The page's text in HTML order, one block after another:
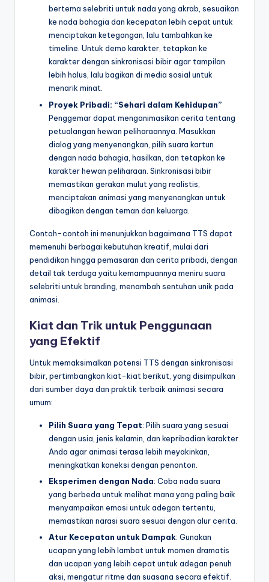
bertema selebriti untuk nada yang akrab, sesuaikan
ke nada bahagia dan kecepatan lebih cepat untuk
menciptakan ketegangan, lalu tambahkan ke
timeline. Untuk demo karakter, tetapkan ke
karakter dengan sinkronisasi bibir agar tampilan
lebih halus, lalu bagikan di media sosial untuk
menarik minat.
Proyek Pribadi: “Sehari dalam Kehidupan”
Penggemar dapat menganimasikan cerita tentang
petualangan hewan peliharaannya. Masukkan
dialog yang menyenangkan, pilih suara kartun
dengan nada bahagia, hasilkan, dan tetapkan ke
karakter hewan peliharaan. Sinkronisasi bibir
memastikan gerakan mulut yang realistis,
menciptakan animasi yang menyenangkan untuk
dibagikan dengan teman dan keluarga.
Contoh-contoh ini menunjukkan bagaimana TTS dapat
memenuhi berbagai kebutuhan kreatif, mulai dari
pendidikan hingga pemasaran dan cerita pribadi, dengan
detail tak terduga yaitu kemampuannya meniru suara
selebriti untuk branding, menambah sentuhan unik pada
animasi.
Kiat dan Trik untuk Penggunaan
yang Efektif
Untuk memaksimalkan potensi TTS dengan sinkronisasi
bibir, pertimbangkan kiat-kiat berikut, yang disimpulkan
dari sumber daya dan praktik terbaik animasi secara
umum:
Pilih Suara yang Tepat: Pilih suara yang sesuai
dengan usia, jenis kelamin, dan kepribadian karakter
Anda agar animasi terasa lebih meyakinkan,
meningkatkan koneksi dengan penonton.
Eksperimen dengan Nada: Coba nada suara
yang berbeda untuk melihat mana yang paling baik
menyampaikan emosi untuk adegan tertentu,
memastikan narasi suara sesuai dengan alur cerita.
Atur Kecepatan untuk Dampak: Gunakan
ucapan yang lebih lambat untuk momen dramatis
dan ucapan yang lebih cepat untuk adegan penuh
aksi, mengatur ritme dan suasana secara efektif.